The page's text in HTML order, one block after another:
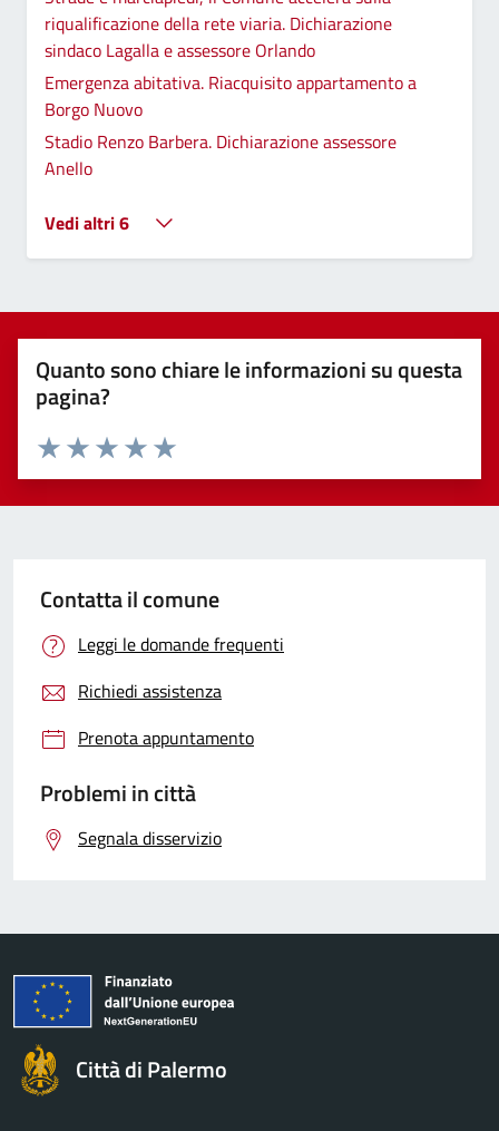
riqualificazione della rete viaria. Dichiarazione
sindaco Lagalla e assessore Orlando
Emergenza abitativa. Riacquisito appartamento a
Borgo Nuovo
Stadio Renzo Barbera. Dichiarazione assessore
Anello
Vedi altri 6
Quanto sono chiare le informazioni su questa
pagina?
Valuta 5 stelle su 5
Valuta 4 stelle su 5
Valuta 3 stelle su 5
Valuta 2 stelle su 5
Valuta 1 stelle su 5
Contatta il comune
Leggi le domande frequenti
Richiedi assistenza
Prenota appuntamento
Problemi in città
Segnala disservizio
Città di Palermo